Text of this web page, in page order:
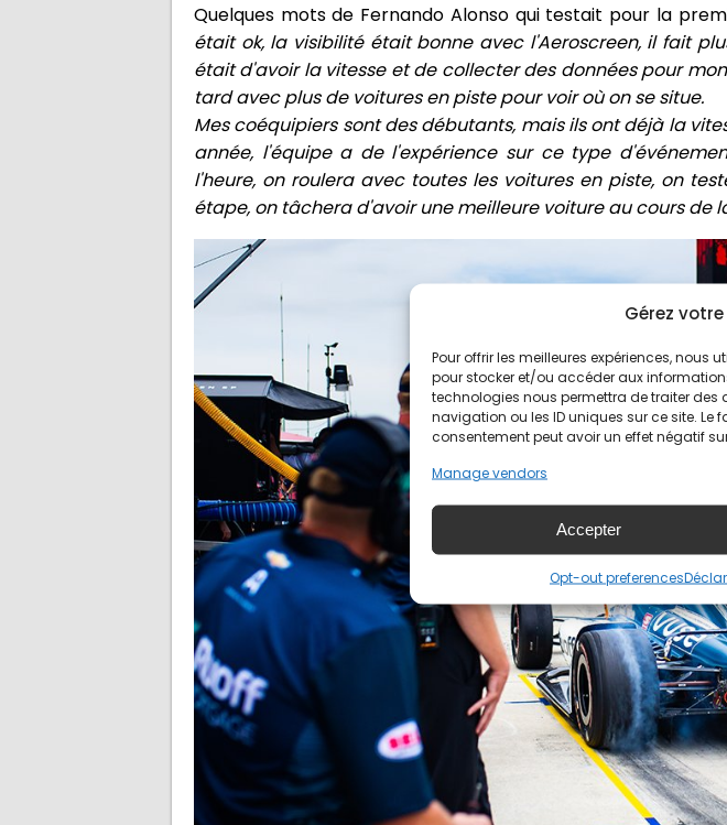
Gérez
Pour offrir les meilleures expériences, nous
pour stocker et/ou accéder aux
technologies nous permettra de traiter des
navigation ou les ID uniques sur ce site. Le
consentement peut avoir un effet négatif
Manage vendors
Accepter
Opt-out preferences
Quelques mots de Fernando Alonso qui testait pour la
était ok, la visibilité était bonne avec l'Aeroscreen, il fait
était d'avoir la vitesse et de collecter des données pour
tard avec plus de voitures en piste pour voir où on se situe.
Mes coéquipiers sont des débutants, mais ils ont déjà la
année, l'équipe a de l'expérience sur ce type
l'heure, on roulera avec toutes les voitures en piste, on
étape, on tâchera d'avoir une meilleure voiture au cours de